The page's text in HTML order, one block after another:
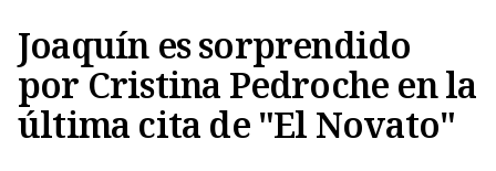
Joaquín es sorprendido
por Cristina Pedroche en la
última cita de "El Novato"